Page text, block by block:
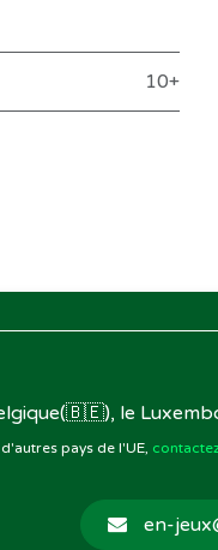
10+
le
pays de l'UE,
en-